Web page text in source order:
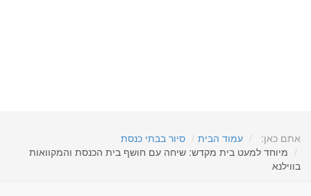
אתם כאן: עמוד הבית
סיור בבתי כנסת
מיוחד למעט בית מקדש: שיחה עם חושף בית הכנסת והמקוואות
בווילנא